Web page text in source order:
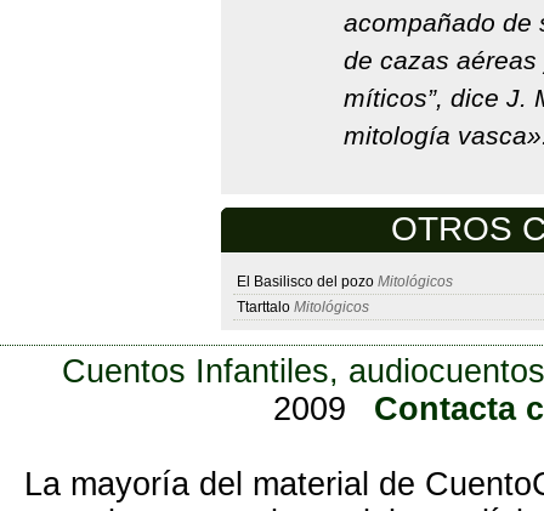
acompañado de
de cazas
míticos”, dice J.
mitología
OTROS
El Basilisco del pozo Mitológicos
Ttarttalo Mitológicos
Cuentos Infantiles,
2009
Contacta
La mayoría del material de